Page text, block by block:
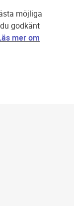
möjliga
godkänt
mer om